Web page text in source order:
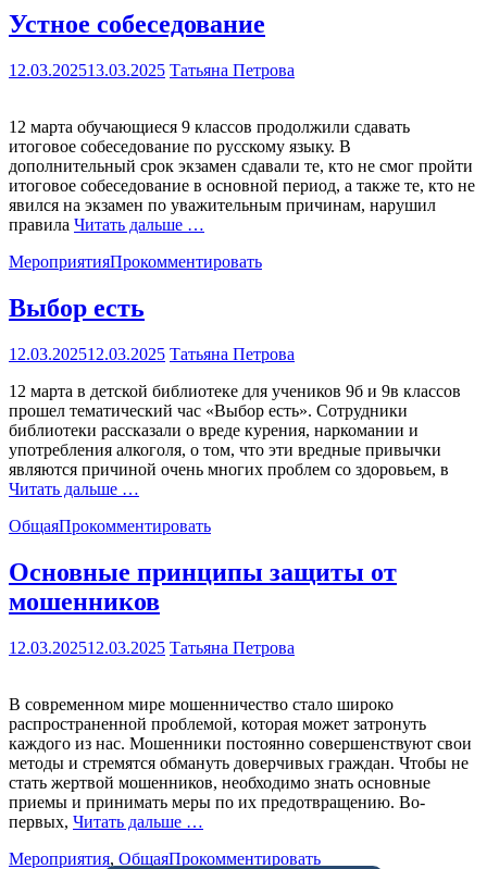
Устное собеседование
12.03.202513.03.2025 Татьяна Петрова
12 марта обучающиеся 9 классов продолжили сдавать
итоговое собеседование по русскому языку. В
дополнительный срок экзамен сдавали те, кто не смог пройти
итоговое собеседование в основной период, а также те, кто не
явился на экзамен по уважительным причинам, нарушил
правила Читать дальше …
МероприятияПрокомментировать
Выбор есть
12.03.202512.03.2025 Татьяна Петрова
12 марта в детской библиотеке для учеников 9б и 9в классов
прошел тематический час «Выбор есть». Сотрудники
библиотеки рассказали о вреде курения, наркомании и
употребления алкоголя, о том, что эти вредные привычки
являются причиной очень многих проблем со здоровьем, в
Читать дальше …
ОбщаяПрокомментировать
Основные принципы защиты от
мошенников
12.03.202512.03.2025 Татьяна Петрова
В современном мире мошенничество стало широко
распространенной проблемой, которая может затронуть
каждого из нас. Мошенники постоянно совершенствуют свои
методы и стремятся обмануть доверчивых граждан. Чтобы не
стать жертвой мошенников, необходимо знать основные
приемы и принимать меры по их предотвращению. Во-
первых, Читать дальше …
Мероприятия, ОбщаяПрокомментировать